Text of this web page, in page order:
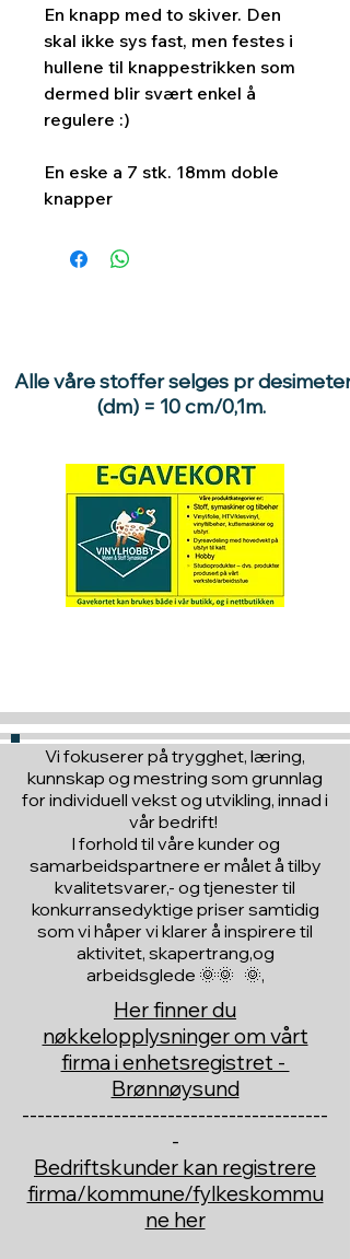
En knapp med to skiver. Den
skal ikke sys fast, men festes i
hullene til knappestrikken som
dermed blir svært enkel å
regulere :)
En eske a 7 stk. 18mm doble
knapper
Alle våre stoffer selges pr desimeter
(dm) = 10 cm/0,1m.
Vi fokuserer på trygghet, læring,
kunnskap og mestring som grunnlag
for individuell vekst og utvikling, innad i
vår bedrift!
I forhold til våre kunder og
samarbeidspartnere er målet å tilby
kvalitetsvarer,- og tjenester til
konkurransedyktige priser samtidig
som vi håper vi klarer å inspirere til
aktivitet, skapertrang,og
arbeidsglede 🌞🌞 🌞,
Her finner du
nøkkelopplysninger om vårt
firma i enhetsregistret -
Brønnøysund
----------------------------------------
-
Bedriftskunder kan registrere
firma/kommune/fylkeskommu
ne her